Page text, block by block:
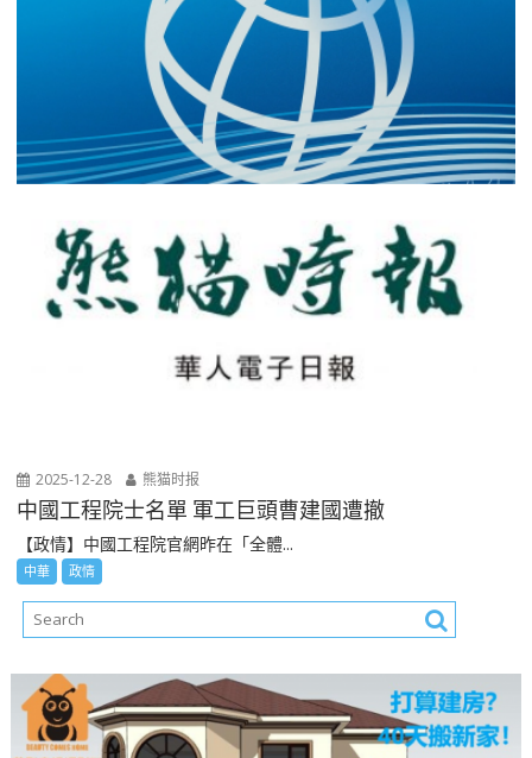
2025-12-28 熊猫时报
中國工程院士名單 軍工巨頭曹建國遭撤
【政情】中國工程院官網昨在「全體...
中華 政情